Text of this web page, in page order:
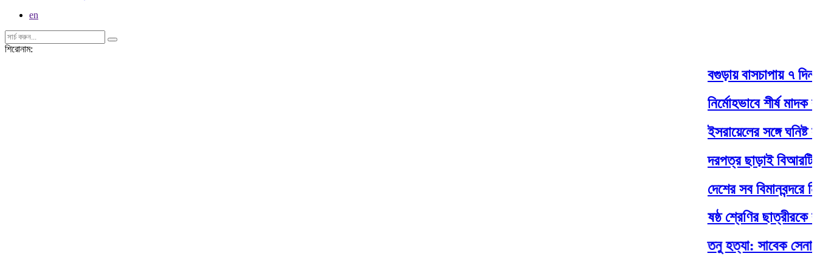
en
শিরোনাম:
বগুড়ায় বাসচাপায় ৭
নির্মোহভাবে শীর্ষ মাদক
ইসরায়েলের সঙ্গে ঘনিষ্ট
দরপত্র ছাড়াই
দেশের সব বিমানবন্দরে
ষষ্ঠ শ্রেণির ছাত্রীরকে
তনু হত্যা: সাবেক